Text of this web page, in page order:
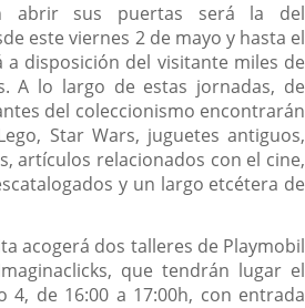
abrir sus puertas será la del
este viernes 2 de mayo y hasta el
disposición del visitante miles de
A lo largo de estas jornadas, de
del coleccionismo encontrarán
Star Wars, juguetes antiguos,
artículos relacionados con el cine,
y un largo etcétera de
acogerá dos talleres de Playmobil
que tendrán lugar el
4, de 16:00 a 17:00h, con entrada